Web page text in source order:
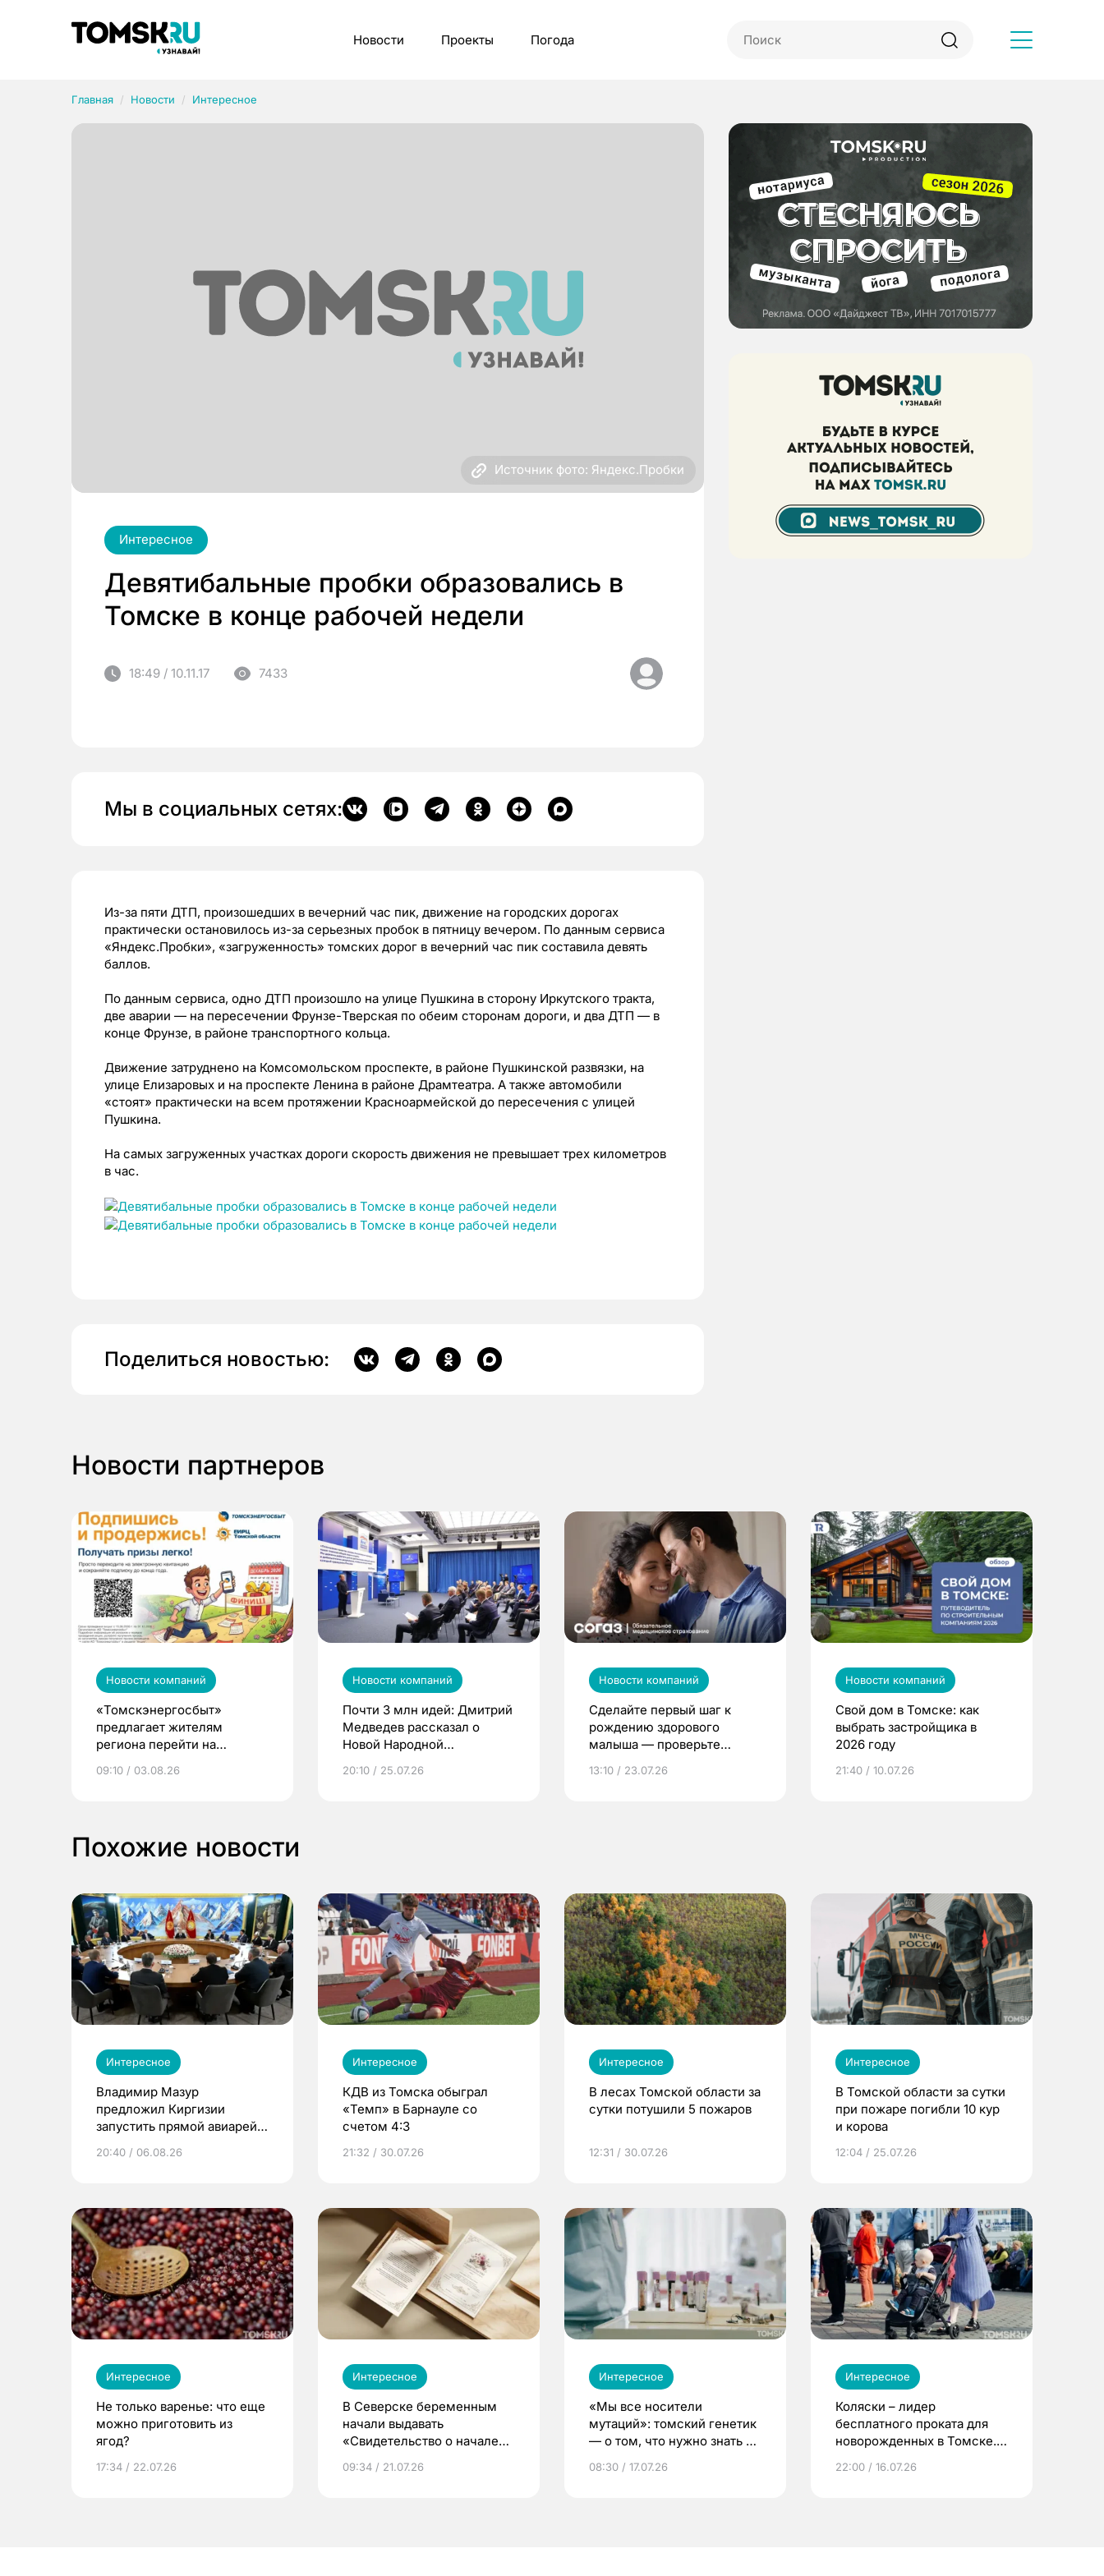
Новости Проекты Погода
Главная Новости Интересное
Источник фото: Яндекс.Пробки
Интересное
Девятибальные пробки образовались в
Томске в конце рабочей недели
18:49 / 10.11.17 7433
Мы в социальных сетях:
Из-за пяти ДТП, произошедших в вечерний час пик, движение на городских дорогах
практически остановилось из-за серьезных пробок в пятницу вечером. По данным сервиса
«Яндекс.Пробки», «загруженность» томских дорог в вечерний час пик составила девять
баллов.
По данным сервиса, одно ДТП произошло на улице Пушкина в сторону Иркутского тракта,
две аварии — на пересечении Фрунзе-Тверская по обеим сторонам дороги, и два ДТП — в
конце Фрунзе, в районе транспортного кольца.
Движение затруднено на Комсомольском проспекте, в районе Пушкинской развязки, на
улице Елизаровых и на проспекте Ленина в районе Драмтеатра. А также автомобили
«стоят» практически на всем протяжении Красноармейской до пересечения с улицей
Пушкина.
На самых загруженных участках дороги скорость движения не превышает трех километров
в час.
Поделиться новостью:
Новости партнеров
Новости компаний
«Томскэнергосбыт»
предлагает жителям
региона перейти на
выиграть призы
09:10 / 03.08.26
Новости компаний
Почти 3 млн идей: Дмитрий
Медведев рассказал о
Новой Народной
20:10 / 25.07.26
Новости компаний
Сделайте первый шаг к
рождению здорового
малыша — проверьте
по ОМС!
13:10 / 23.07.26
Новости компаний
Свой дом в Томске: как
выбрать застройщика в
2026 году
21:40 / 10.07.26
Похожие новости
Интересное
Владимир Мазур
предложил Киргизии
запустить прямой авиарейс
20:40 / 06.08.26
Интересное
КДВ из Томска обыграл
«Темп» в Барнауле со
счетом 4:3
21:32 / 30.07.26
Интересное
В лесах Томской области за
сутки потушили 5 пожаров
12:31 / 30.07.26
Интересное
В Томской области за сутки
при пожаре погибли 10 кур
и корова
12:04 / 25.07.26
Интересное
Не только варенье: что еще
можно приготовить из
ягод?
17:34 / 22.07.26
Интересное
В Северске беременным
начали выдавать
«Свидетельство о начале
09:34 / 21.07.26
Интересное
«Мы все носители
мутаций»: томский генетик
— о том, что нужно знать до
08:30 / 17.07.26
Интересное
Коляски – лидер
бесплатного проката для
новорожденных в Томске.
22:00 / 16.07.26
Рубрики